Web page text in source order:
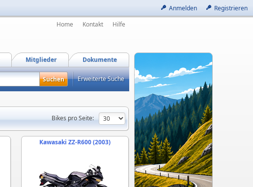
Anmelden Registrieren
Home Kontakt Hilfe
Dokumente
Mitglieder
Erweiterte Suche
Bikes pro Seite:
Kawasaki ZZ-R600 (2003)